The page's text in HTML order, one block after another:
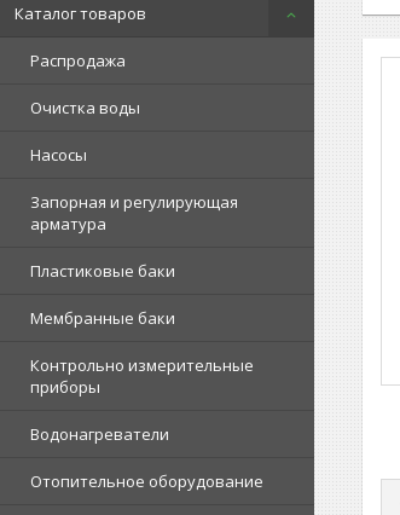
Каталог товаров
Распродажа
Очистка воды
Насосы
Запорная и регулирующая
арматура
Пластиковые баки
Мембранные баки
Контрольно измерительные
приборы
Водонагреватели
Отопительное оборудование